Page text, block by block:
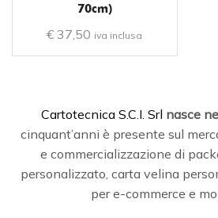
70cm)
€ 37,50 iva inclusa
Cartotecnica S.C.I. Srl nasce
cinquant’anni è presente sul
e commercializzazione di
personalizzato, carta velina
per e-commerce e